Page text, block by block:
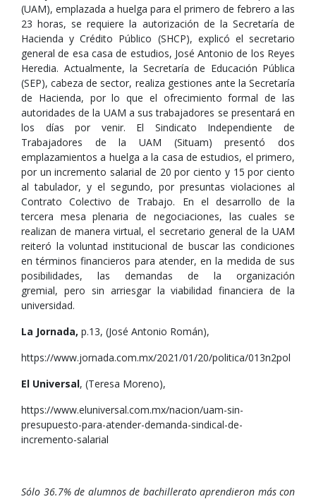
(UAM), emplazada a huelga para el primero de febrero a las
23 horas, se requiere la autorización de la Secretaría de
Hacienda y Crédito Público (SHCP), explicó el secretario
general de esa casa de estudios, José Antonio de los Reyes
Heredia. Actualmente, la Secretaría de Educación Pública
(SEP), cabeza de sector, realiza gestiones ante la Secretaría
de Hacienda, por lo que el ofrecimiento formal de las
autoridades de la UAM a sus trabajadores se presentará en
los días por venir. El Sindicato Independiente de
Trabajadores de la UAM (Situam) presentó dos
emplazamientos a huelga a la casa de estudios, el primero,
por un incremento salarial de 20 por ciento y 15 por ciento
al tabulador, y el segundo, por presuntas violaciones al
Contrato Colectivo de Trabajo. En el desarrollo de la
tercera mesa plenaria de negociaciones, las cuales se
realizan de manera virtual, el secretario general de la UAM
reiteró la voluntad institucional de buscar las condiciones
en términos financieros para atender, en la medida de sus
posibilidades, las demandas de la organización
gremial, pero sin arriesgar la viabilidad financiera de la
universidad.
La Jornada, p.13, (José Antonio Román),
https://www.jornada.com.mx/2021/01/20/politica/013n2pol
El Universal, (Teresa Moreno),
https://www.eluniversal.com.mx/nacion/uam-sin-
presupuesto-para-atender-demanda-sindical-de-
incremento-salarial
Sólo 36.7% de alumnos de bachillerato aprendieron más con